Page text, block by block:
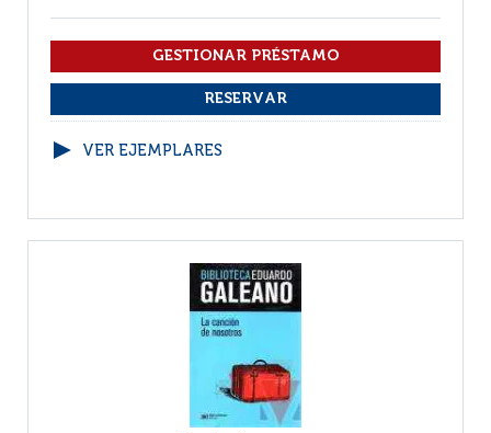
VER EJEMPLARES